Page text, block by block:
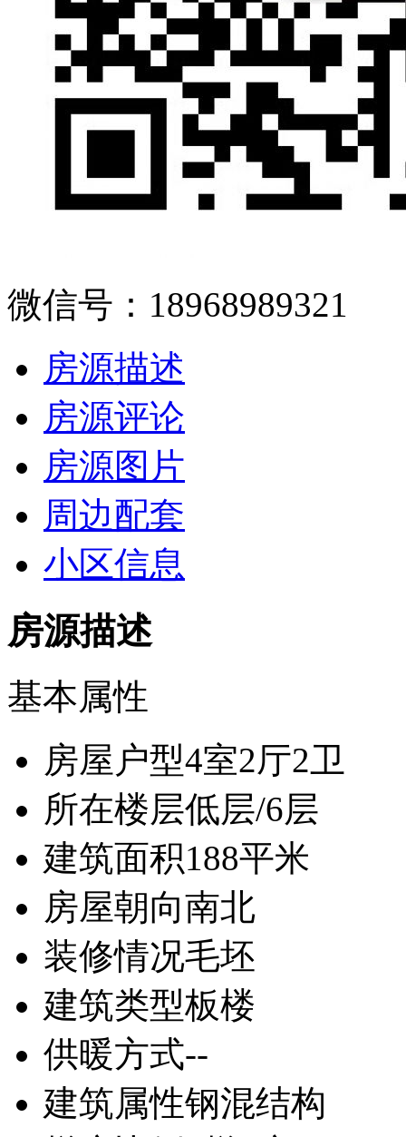
微信号：18968989321
房源描述
房源评论
房源图片
周边配套
小区信息
房源描述
基本属性
房屋户型4室2厅2卫
所在楼层低层/6层
建筑面积188平米
房屋朝向南北
装修情况毛坯
建筑类型板楼
供暖方式--
建筑属性钢混结构